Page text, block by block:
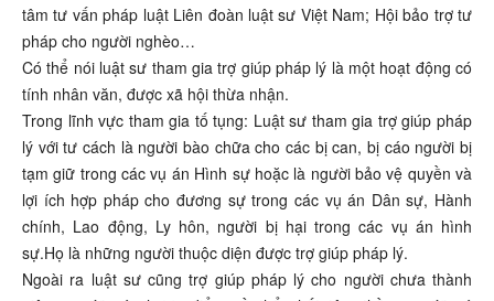
tâm tư vấn pháp luật Liên đoàn luật sư Việt Nam; Hội bảo trợ tư
pháp cho người nghèo…
Có thể nói luật sư tham gia trợ giúp pháp lý là một hoạt động có
tính nhân văn, được xã hội thừa nhận.
Trong lĩnh vực tham gia tố tụng: Luật sư tham gia trợ giúp pháp
lý với tư cách là người bào chữa cho các bị can, bị cáo người bị
tạm giữ trong các vụ án Hình sự hoặc là người bảo vệ quyền và
lợi ích hợp pháp cho đương sự trong các vụ án Dân sự, Hành
chính, Lao động, Ly hôn, người bị hại trong các vụ án hình
sự.Họ là những người thuộc diện được trợ giúp pháp lý.
Ngoài ra luật sư cũng trợ giúp pháp lý cho người chưa thành